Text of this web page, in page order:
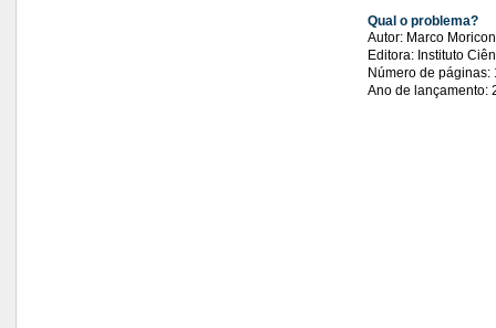
Qual o problema?
Autor: Marco
Editora: Instituto
Número de páginas:
Ano de lançamento: